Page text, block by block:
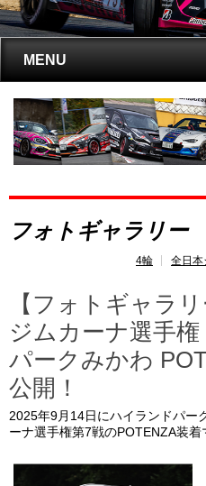
MENU
トップ
全日本ジムカーナ選手権と
レポート
速報
ポイント ランキング
トピックス
フォトギャラリー
4輪 全日本
【フォトギャラ
ジムカーナ選手
パークみかわ
公開！
2025年9月14日にハイランドパー
ーナ選手権第7戦のPOTENZA装着